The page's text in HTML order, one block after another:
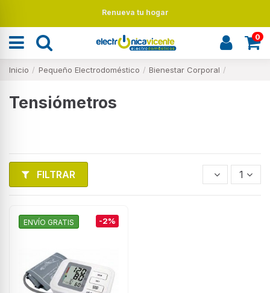
Renueva tu hogar
0
Inicio Pequeño Electrodoméstico Bienestar Corporal
Tensiómetros
FILTRAR 1
ENVÍO GRATIS -2%